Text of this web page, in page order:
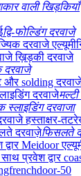
वाली खिड़कियाँ
द्वि-फोल्डिंग दरवाजे
स्लाइडिंग दरवाजा
फिसलते